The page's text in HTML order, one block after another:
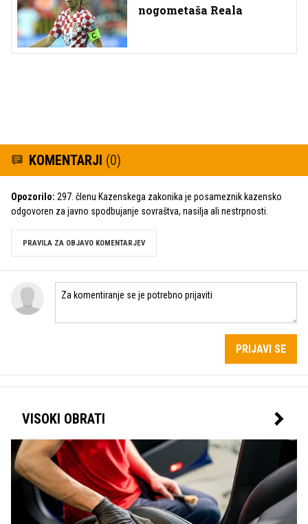
nogometaša Reala
KOMENTARJI (0)
Opozorilo: 297. členu Kazenskega zakonika je posameznik kazensko
odgovoren za javno spodbujanje sovraštva, nasilja ali nestrpnosti.
PRAVILA ZA OBJAVO KOMENTARJEV
PRIJAVI SE
VISOKI OBRATI